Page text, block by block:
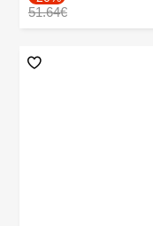
51.64€